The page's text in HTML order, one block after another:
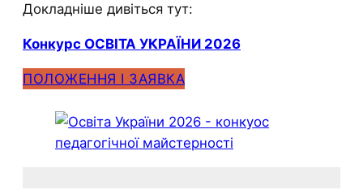
Докладніше дивіться тут:
Конкурс ОСВІТА УКРАЇНИ 2026
ПОЛОЖЕННЯ І ЗАЯВКА